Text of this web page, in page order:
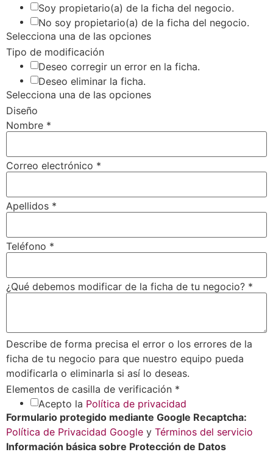
Soy propietario(a) de la ficha del negocio.
No soy propietario(a) de la ficha del negocio.
Selecciona una de las opciones
Tipo de modificación
Deseo corregir un error en la ficha.
Deseo eliminar la ficha.
Selecciona una de las opciones
Diseño
Nombre *
Correo electrónico *
Apellidos *
Teléfono *
¿Qué debemos modificar de la ficha de tu negocio? *
Describe de forma precisa el error o los errores de la
ficha de tu negocio para que nuestro equipo pueda
modificarla o eliminarla si así lo deseas.
Elementos de casilla de verificación *
Acepto la Política de privacidad
Formulario protegido mediante Google Recaptcha:
Política de Privacidad Google y Términos del servicio
Información básica sobre Protección de Datos